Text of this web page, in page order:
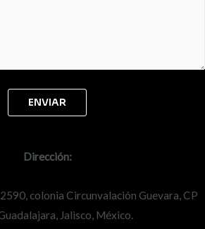
Dirección:
colonia Circunvalación Guevara, CP
Jalisco, México.